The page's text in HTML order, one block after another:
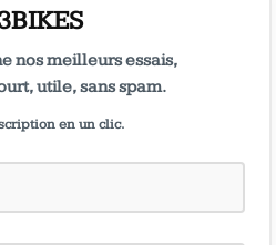
nos meilleurs essais,
utile, sans spam.
en un clic.